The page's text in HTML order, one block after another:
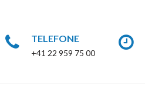
TELEFONE
+41 22 959 75 00